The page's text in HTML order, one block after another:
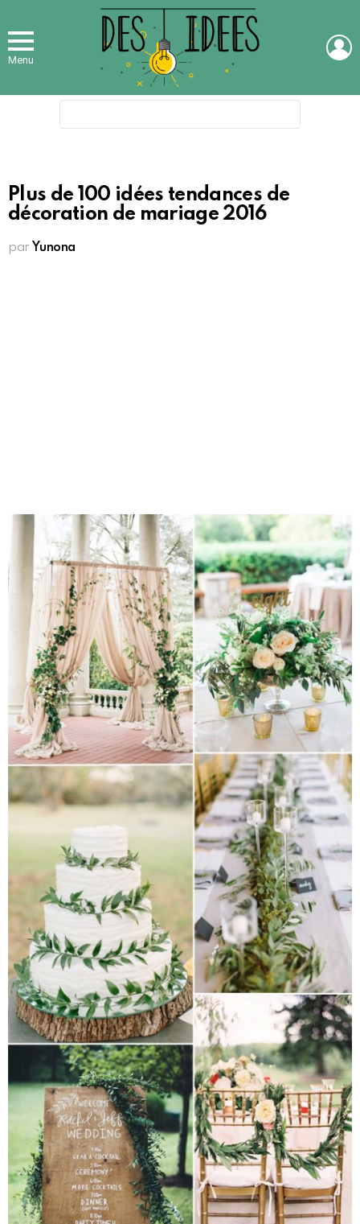
Menu
Plus de 100 idées tendances de
décoration de mariage 2016
par Yunona